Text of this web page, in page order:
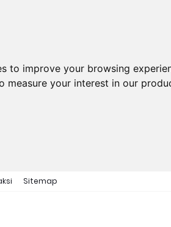
to improve your browsing
measure your interest in our
Sitemap